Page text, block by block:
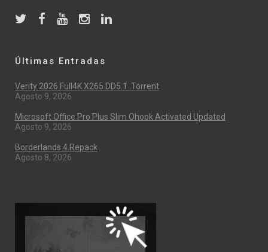
Últimas Entradas
Verity 2026 Full4K X265 DD5.1 .torrent
Agosto 9, 2026
Microsoft Office Pro Plus Slim Ohook Activated Updated
Agosto 9, 2026
Borderlands 4 Repack
Agosto 8, 2026